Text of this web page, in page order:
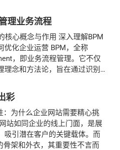
理业务流程
核心概念与作用 深入理解BPM
优化企业运营 BPM，全称
，即业务流程管理。它不仅
念和方法论，旨在通过识别
彩
：为什么企业网站需要精心挑
站如同企业的线上门面，是展
吸引潜在客户的关键载体。而
骨架和外衣，其重要性不言而